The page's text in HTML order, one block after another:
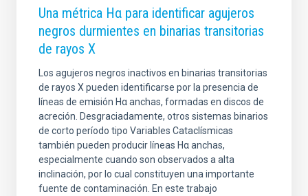
Una métrica Hα para identificar agujeros
negros durmientes en binarias transitorias
de rayos X
Los agujeros negros inactivos en binarias transitorias
de rayos X pueden identificarse por la presencia de
líneas de emisión Hα anchas, formadas en discos de
acreción. Desgraciadamente, otros sistemas binarios
de corto período tipo Variables Cataclísmicas
también pueden producir líneas Hα anchas,
especialmente cuando son observados a alta
inclinación, por lo cual constituyen una importante
fuente de contaminación. En este trabajo